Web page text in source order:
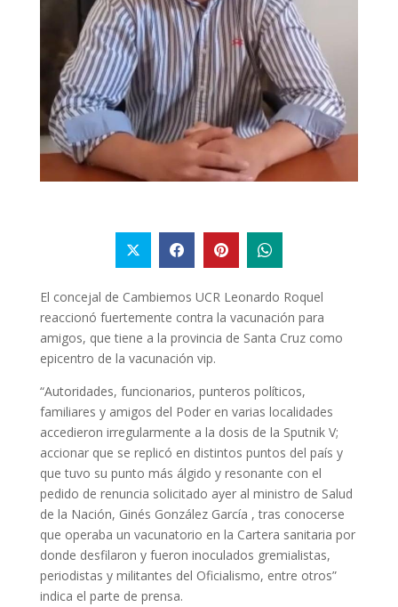
El concejal de Cambiemos UCR Leonardo Roquel
reaccionó fuertemente contra la vacunación para
amigos, que tiene a la provincia de Santa Cruz como
epicentro de la vacunación vip.
“Autoridades, funcionarios, punteros políticos,
familiares y amigos del Poder en varias localidades
accedieron irregularmente a la dosis de la Sputnik V;
accionar que se replicó en distintos puntos del país y
que tuvo su punto más álgido y resonante con el
pedido de renuncia solicitado ayer al ministro de Salud
de la Nación, Ginés González García , tras conocerse
que operaba un vacunatorio en la Cartera sanitaria por
donde desfilaron y fueron inoculados gremialistas,
periodistas y militantes del Oficialismo, entre otros”
indica el parte de prensa.